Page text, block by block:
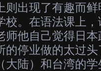
则出现了有趣而
校。在语法课上
师他自己觉得日
的停业做的太过
大陆）和台湾的